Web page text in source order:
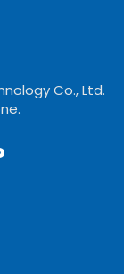
Co., Ltd.